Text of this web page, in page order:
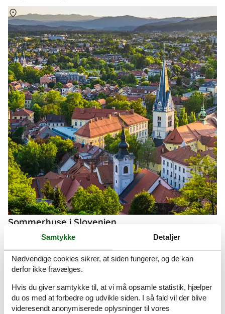
Sommerhuse i Slovenien
Slovenien er landet for alle, der kan lide at være aktiv og gå på
landskab lige fra badestrande til bjerge, store skove og
vinmarker. Besøg de underjordiske grotter, hvor hulebjørnene
boede, og lad jer betage af smukke kirker og slotte.
OmSlovenien
OmOslo
Samtykke Detaljer
Nødvendige cookies sikrer, at siden fungerer, og de kan
derfor ikke fravælges.
Hvis du giver samtykke til, at vi må opsamle statistik, hjælper
du os med at forbedre og udvikle siden. I så fald vil der blive
videresendt anonymiserede oplysninger til vores